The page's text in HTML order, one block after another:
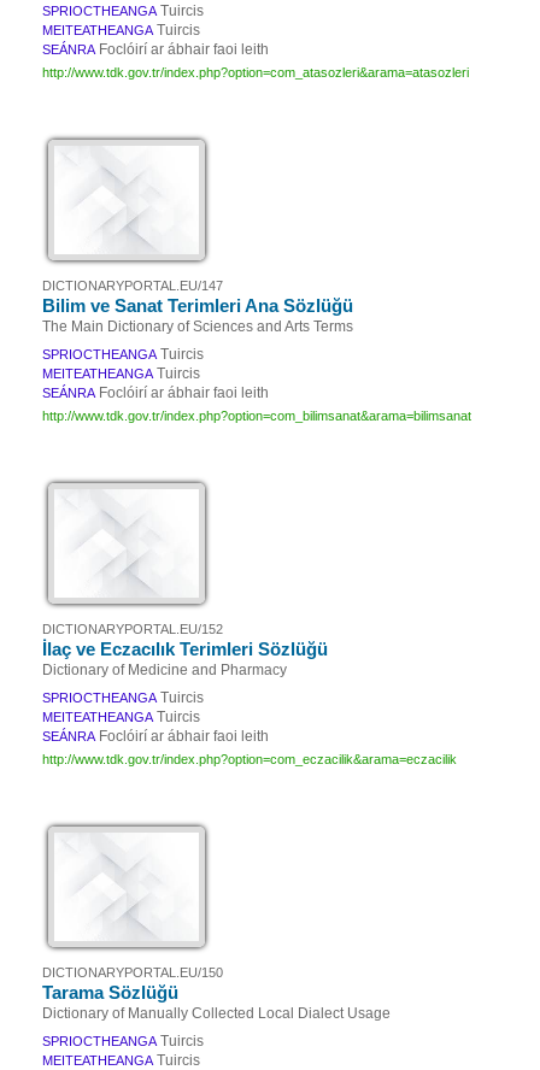
SPRIOCTHEANGA Tuircis
MEITEATHEANGA Tuircis
SEÁNRA Foclóirí ar ábhair faoi leith
http://www.tdk.gov.tr/index.php?option=com_atasozleri&arama=atasozleri
DICTIONARYPORTAL.EU/147
Bilim ve Sanat Terimleri Ana Sözlüğü
The Main Dictionary of Sciences and Arts Terms
SPRIOCTHEANGA Tuircis
MEITEATHEANGA Tuircis
SEÁNRA Foclóirí ar ábhair faoi leith
http://www.tdk.gov.tr/index.php?option=com_bilimsanat&arama=bilimsanat
DICTIONARYPORTAL.EU/152
İlaç ve Eczacılık Terimleri Sözlüğü
Dictionary of Medicine and Pharmacy
SPRIOCTHEANGA Tuircis
MEITEATHEANGA Tuircis
SEÁNRA Foclóirí ar ábhair faoi leith
http://www.tdk.gov.tr/index.php?option=com_eczacilik&arama=eczacilik
DICTIONARYPORTAL.EU/150
Tarama Sözlüğü
Dictionary of Manually Collected Local Dialect Usage
SPRIOCTHEANGA Tuircis
MEITEATHEANGA Tuircis